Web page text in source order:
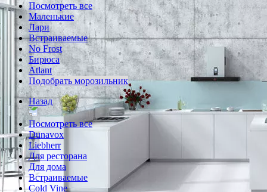
Посмотреть все
Маленькие
Лари
Встраиваемые
No Frost
Бирюса
Atlant
Подобрать морозильник
Назад
Посмотреть все
Dunavox
Liebherr
Для ресторана
Для дома
Встраиваемые
Cold Vine